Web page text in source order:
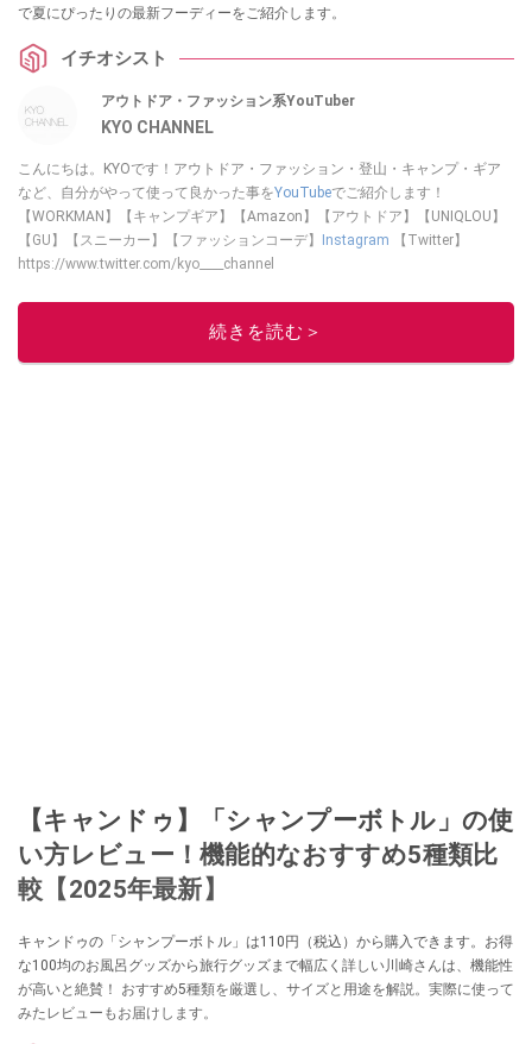
で夏にぴったりの最新フーディーをご紹介します。
イチオシスト
アウトドア・ファッション系YouTuber
KYO CHANNEL
こんにちは。KYOです！アウトドア・ファッション・登山・キャンプ・ギア
など、自分がやって使って良かった事をYouTubeでご紹介します！
【WORKMAN】【キャンプギア】【Amazon】【アウトドア】【UNIQLOU】
【GU】【スニーカー】【ファッションコーデ】
Instagram 【Twitter】
https://www.twitter.com/kyo____channel
このイチオシストの他の記事を読む
続きを読む＞
【キャンドゥ】「シャンプーボトル」の使
い方レビュー！機能的なおすすめ5種類比
較【2025年最新】
キャンドゥの「シャンプーボトル」は110円（税込）から購入できます。お得
な100均のお風呂グッズから旅行グッズまで幅広く詳しい川崎さんは、機能性
が高いと絶賛！ おすすめ5種類を厳選し、サイズと用途を解説。実際に使って
みたレビューもお届けします。